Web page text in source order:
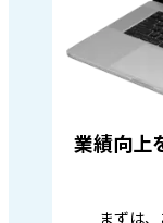
業績向上
まずは